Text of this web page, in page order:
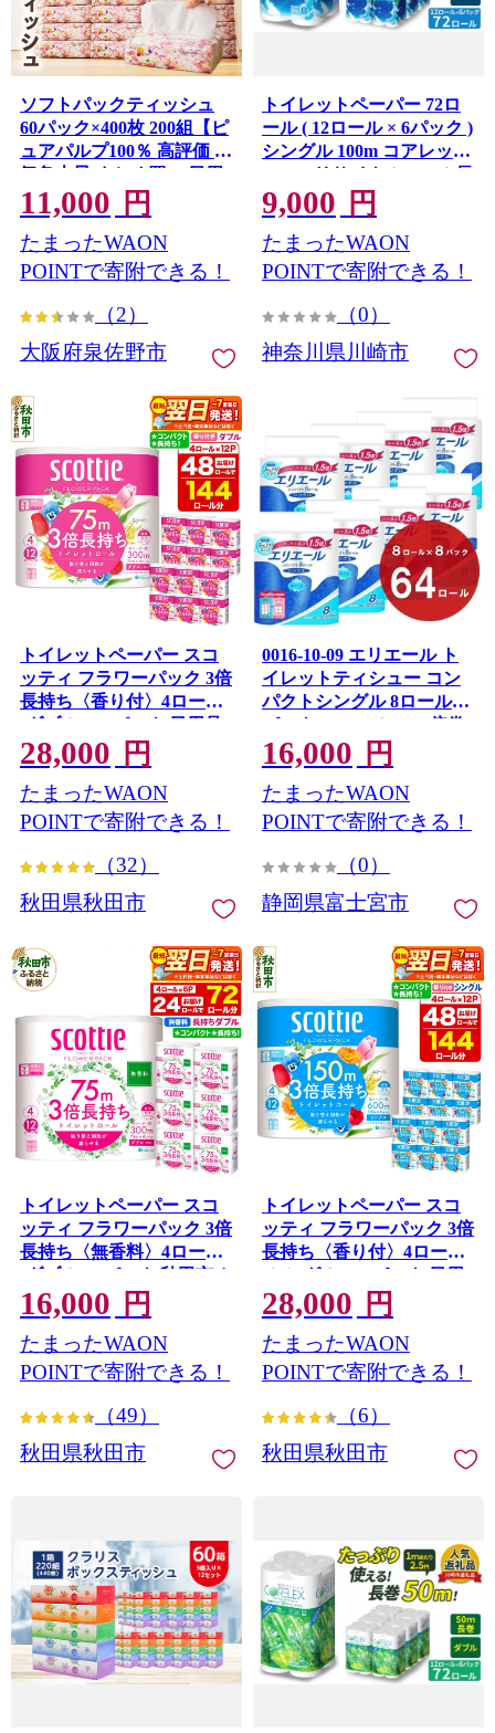
ソフトパックティッシュ
60パック×400枚 200組【ピ
ュアパルプ100％ 高評価 人
気急上昇 まとめ買い 日用
品 常備品 てぃっしゅ 備蓄
防災 箱なし】 010B1754
11,000 円
たまったWAON
POINTで寄附できる！
（2）
大阪府泉佐野市
トイレットペーパー 72ロ
ール ( 12ロール × 6パック )
シングル 100m コアレック
スFSCリサイクルロール長
巻タイプ 再生紙 100％ 日
用品 消耗品 防災 備蓄 トイ
レットペーパー トイレ 神
奈川県 川崎市 トイレット
生活用品 といれっとぺー
非常 便利 サステナブル エ
9,000 円
たまったWAON
POINTで寄附できる！
（0）
神奈川県川崎市
トイレットペーパー スコ
ッティ フラワーパック 3倍
長持ち〈香り付〉4ロール
(ダブル)×12パック 日用品
最短翌日発送 [スコッティ
フラワーパック トイレッ
トペーパー 日本製紙クレ
シア] 秋田県秋田市
28,000 円
たまったWAON
POINTで寄附できる！
（32）
秋田県秋田市
0016-10-09 エリエール ト
イレットティシュー コン
パクトシングル 8ロール×8
パック 64ロール 1.5倍巻
82.5m トイレットペーパー
シングル パルプ100％ 香り
つき 日用品 消耗品 備蓄
16,000 円
たまったWAON
POINTで寄附できる！
（0）
静岡県富士宮市
トイレットペーパー スコ
ッティ フラワーパック 3倍
長持ち〈無香料〉4ロール
(ダブル)×6パック 秋田市オ
リジナル 最短翌日発送 [ス
コッティ フラワーパック
トイレットペーパー 日本
製紙クレシア 新生活] 秋田
16,000 円
たまったWAON
POINTで寄附できる！
（49）
秋田県秋田市
トイレットペーパー スコ
ッティ フラワーパック 3倍
長持ち〈香り付〉4ロール
(シングル)×12パック 日用
品 最短翌日発送 [スコッテ
ィ フラワーパック トイレ
ットペーパー 日本製紙ク
レシア 新生活] 秋田県秋田
28,000 円
たまったWAON
POINTで寄附できる！
（6）
秋田県秋田市